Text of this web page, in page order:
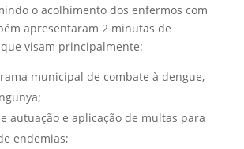
o acolhimento dos enfermos com
apresentaram 2 minutas de
visam principalmente:
municipal de combate à dengue,
autuação e aplicação de multas para
endemias;